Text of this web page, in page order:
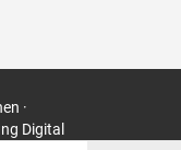
·
Digital